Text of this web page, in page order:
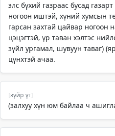
элс бүхий газраас бусад
ногоон иштэй, хүний хумсын
гарсан захтай цайвар ногоон
цэцэгтэй, үр таван хэлтэс
зүйл ургамал, шувуун таваг)
цүнхтэй ачаа.
[зүйр үг]
(залхуу хүн юм байлаа ч